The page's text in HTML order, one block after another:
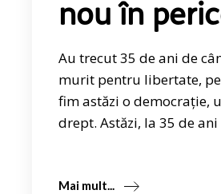
nou în
Au trecut 35 de ani de
murit pentru libertate,
fim astăzi o democrație,
drept. Astăzi, la 35 de ani
Mai mult...